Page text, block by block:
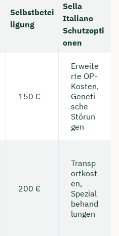
Selbstbetei
ligung
Sella
Italiano
Schutzopti
onen
150 €
Erweite
rte OP-
Kosten,
Geneti
sche
Störun
gen
200 €
Transp
ortkost
en,
Spezial
behand
lungen